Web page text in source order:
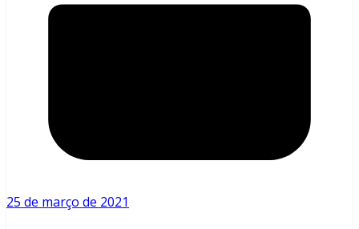
25 de março de 2021